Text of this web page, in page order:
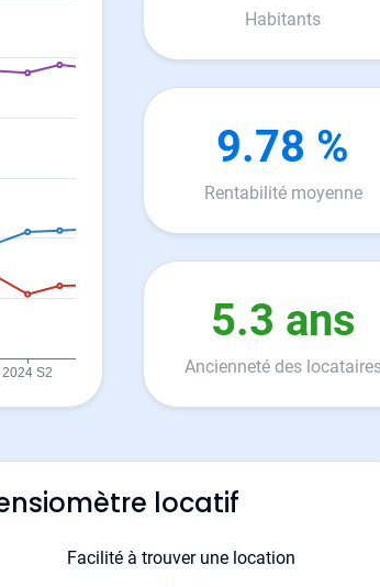
Habitants
9.78 %
Rentabilité moyenne
5.3 ans
Ancienneté des
locatif
Facilité à trouver une location